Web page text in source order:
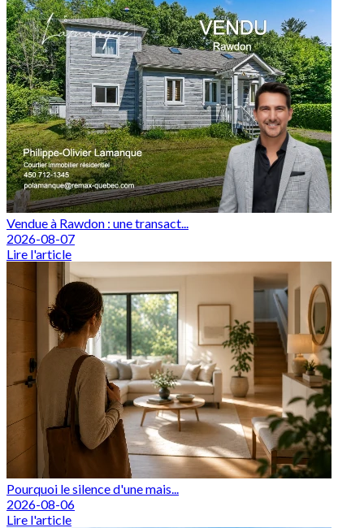
Vendue à Rawdon : une transact...
2026-08-07
Lire l'article
Pourquoi le silence d'une mais...
2026-08-06
Lire l'article